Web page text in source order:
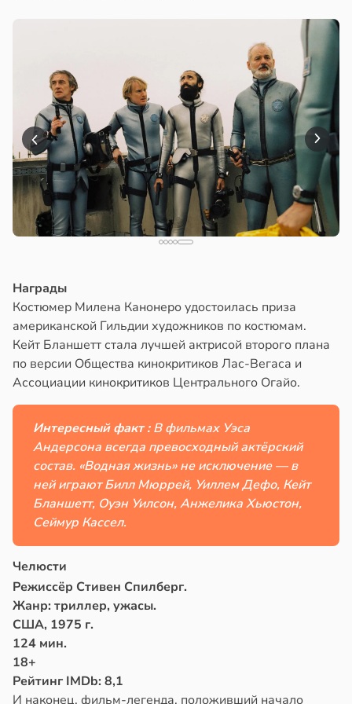
Награды
Костюмер Милена Канонеро удостоилась приза
американской Гильдии художников по костюмам.
Кейт Бланшетт стала лучшей актрисой второго плана
по версии Общества кинокритиков Лас-Вегаса и
Ассоциации кинокритиков Центрального Огайо.
Интересный факт :В фильмах Уэса
Андерсона всегда превосходный актёрский
состав. «Водная жизнь» не исключение — в
ней играют Билл Мюррей, Уиллем Дефо, Кейт
Бланшетт, Оуэн Уилсон, Анжелика Хьюстон,
Сеймур Кассел.
Челюсти
Режиссёр Стивен Спилберг.
Жанр: триллер, ужасы.
США, 1975 г.
124 мин.
18+
Рейтинг IMDb: 8,1
И наконец, фильм-легенда, положивший начало